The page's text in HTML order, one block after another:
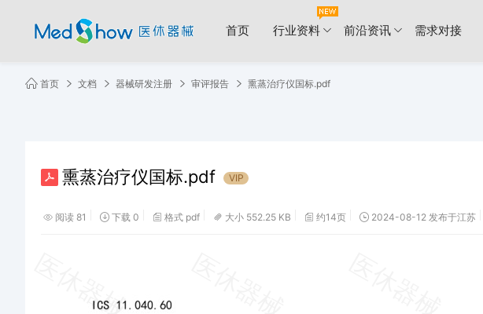
首页 行业资料 前沿资讯 需求对接
首页 文档 器械研发注册 审评报告 熏蒸治疗仪国标.pdf
熏蒸治疗仪国标.pdf VIP
阅读 81 下载 0 格式 pdf 大小 552.25 KB 约14页 2024-08-12 发布于江苏